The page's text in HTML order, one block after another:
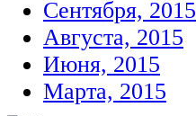
Сентября, 2015
Августа, 2015
Июня, 2015
Марта, 2015